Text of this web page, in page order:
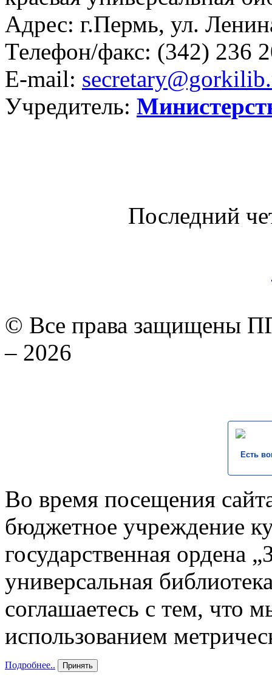
Адрес: г.Пермь, ул.
Телефон/факс: (342) 236
E-mail:
Учредитель:
Последний
© Все права защищены
– 2026
Есть
Во время посещения
бюджетное учреждение
государственная ордена
универсальная
соглашаетесь с тем, что
использованием
Подробнее.. Принять